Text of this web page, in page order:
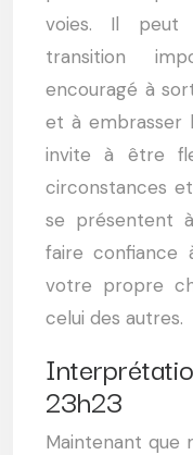
voies. Il peut
transition
encouragé à
et à embrasser
invite à être
circonstances
se présentent
faire confiance
votre propre
celui des autres.
23h23
Maintenant que